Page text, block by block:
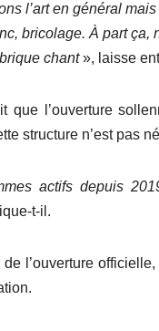
l’art en général
bricolage. À part ça,
chant», laisse
que l’ouverture
structure n’est pas
actifs depuis
t-il.
de l’ouverture